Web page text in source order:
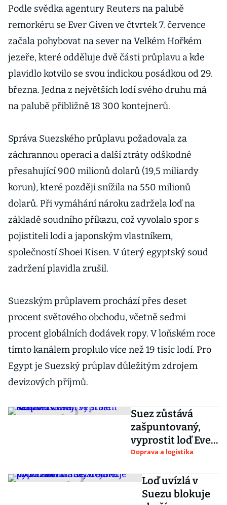
Podle svědka agentury Reuters na palubě
remorkéru se Ever Given ve čtvrtek 7. července
začala pohybovat na sever na Velkém Hořkém
jezeře, které odděluje dvě části průplavu a kde
plavidlo kotvilo se svou indickou posádkou od 29.
března. Jedna z největších lodí svého druhu má
na palubě přibližně 18 300 kontejnerů.
Správa Suezského průplavu požadovala za
záchrannou operaci a další ztráty odškodné
přesahující 900 milionů dolarů (19,5 miliardy
korun), které později snížila na 550 milionů
dolarů. Při vymáhání nároku zadržela loď na
základě soudního příkazu, což vyvolalo spor s
pojistiteli lodi a japonským vlastníkem,
společností Shoei Kisen. V úterý egyptský soud
zadržení plavidla zrušil.
Suezským průplavem prochází přes deset
procent světového obchodu, včetně sedmi
procent globálních dodávek ropy. V loňském roce
tímto kanálem proplulo více než 19 tisíc lodí. Pro
Egypt je Suezský průplav důležitým zdrojem
devizových příjmů.
Suez zůstává
zašpuntovaný,
vyprostit loď Ever
Given se stále
Doprava a logistika
Loď uvízlá v
Suezu blokuje